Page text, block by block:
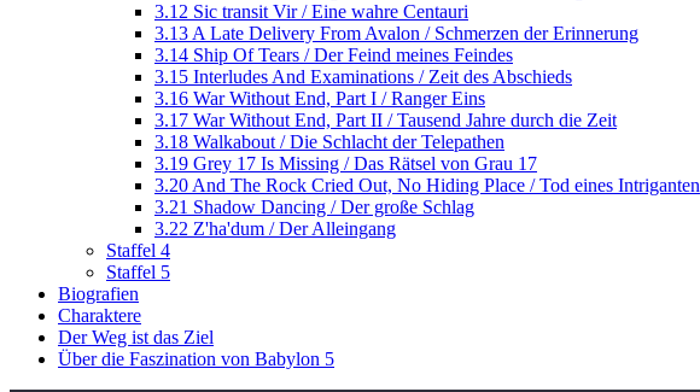
3.12 Sic transit Vir / Eine wahre Centauri
3.13 A Late Delivery From Avalon / Schmerzen der Erinnerung
3.14 Ship Of Tears / Der Feind meines Feindes
3.15 Interludes And Examinations / Zeit des Abschieds
3.16 War Without End, Part I / Ranger Eins
3.17 War Without End, Part II / Tausend Jahre durch die Zeit
3.18 Walkabout / Die Schlacht der Telepathen
3.19 Grey 17 Is Missing / Das Rätsel von Grau 17
3.20 And The Rock Cried Out, No Hiding Place / Tod eines Intriganten
3.21 Shadow Dancing / Der große Schlag
3.22 Z'ha'dum / Der Alleingang
Staffel 4
Staffel 5
Biografien
Charaktere
Der Weg ist das Ziel
Über die Faszination von Babylon 5